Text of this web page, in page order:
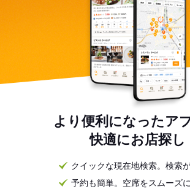
より便利になったア
快適にお店探し
クイックな現在地検索。検索
予約も簡単。空席をスムーズ